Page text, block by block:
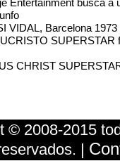
Entertainment busca
VIDAL, Barcelona 1973
SUPERSTAR
CHRIST
© 2008-2015
|